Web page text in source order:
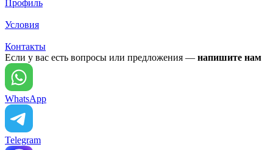
Профиль
Условия
Контакты
Если у вас есть вопросы или предложения — напишите нам
WhatsApp
Telegram